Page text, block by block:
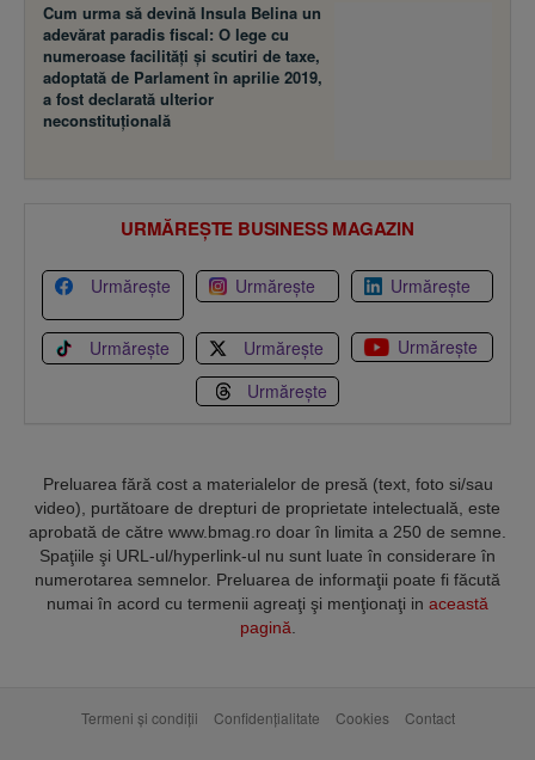
Cum urma să devină Insula Belina un
adevărat paradis fiscal: O lege cu
numeroase facilităţi şi scutiri de taxe,
adoptată de Parlament în aprilie 2019,
a fost declarată ulterior
neconstituţională
URMĂREȘTE BUSINESS MAGAZIN
Urmărește Urmărește Urmărește
Urmărește Urmărește
Urmărește
Urmărește
Preluarea fără cost a materialelor de presă (text, foto si/sau
video), purtătoare de drepturi de proprietate intelectuală, este
aprobată de către www.bmag.ro doar în limita a 250 de semne.
Spaţiile şi URL-ul/hyperlink-ul nu sunt luate în considerare în
numerotarea semnelor. Preluarea de informaţii poate fi făcută
numai în acord cu termenii agreaţi şi menţionaţi in această
pagină
Termeni și condiții Confidențialitate Cookies Contact